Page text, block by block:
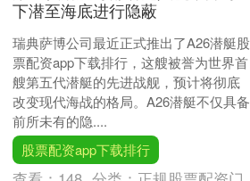
下潜至海底进行隐蔽
瑞典萨博公司最近正式推出了A26潜艇股
票配资app下载排行，这艘被誉为世界首
艘第五代潜艇的先进战舰，预计将彻底
改变现代海战的格局。A26潜艇不仅具备
前所未有的隐....
股票配资app下载排行